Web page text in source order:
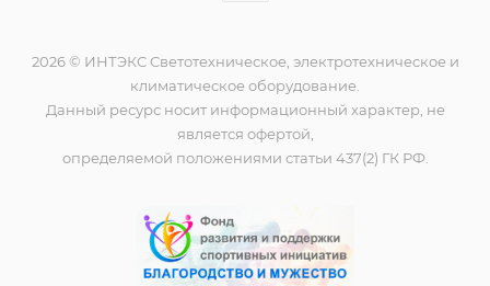
2026 © ИНТЭКС Светотехническое, электротехническое и
климатическое оборудование.
Данный ресурс носит информационный характер, не
является офертой,
определяемой положениями статьи 437(2) ГК РФ.